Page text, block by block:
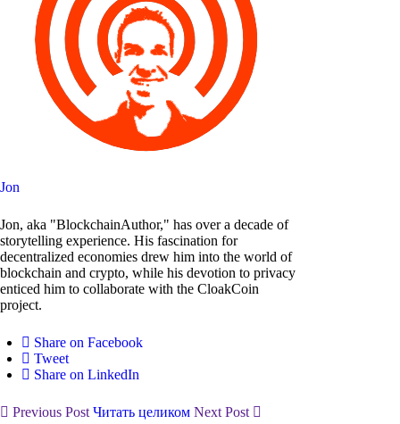
Jon
Jon, aka "BlockchainAuthor," has over a decade of
storytelling experience. His fascination for
decentralized economies drew him into the world of
blockchain and crypto, while his devotion to privacy
enticed him to collaborate with the CloakCoin
project.
Share on Facebook
Tweet
Share on LinkedIn
Previous PostЧитать целиком Next Post